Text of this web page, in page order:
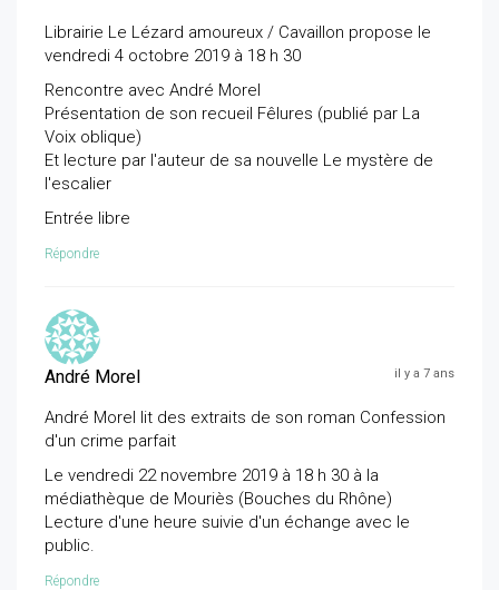
Librairie Le Lézard amoureux / Cavaillon propose le
vendredi 4 octobre 2019 à 18 h 30
Rencontre avec André Morel
Présentation de son recueil Fêlures (publié par La
Voix oblique)
Et lecture par l'auteur de sa nouvelle Le mystère de
l'escalier
Entrée libre
Répondre
André Morel il y a 7 ans
André Morel lit des extraits de son roman Confession
d'un crime parfait
Le vendredi 22 novembre 2019 à 18 h 30 à la
médiathèque de Mouriès (Bouches du Rhône)
Lecture d'une heure suivie d'un échange avec le
public.
Répondre